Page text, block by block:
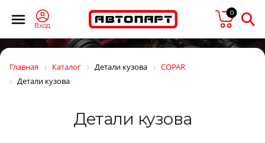
Вход
0
Главная Каталог Детали кузова
COPAR
Детали кузова
Детали кузова
CHRYSLER
CINPAL
CIPEC
CNC
Cobra Tuning
COJALI